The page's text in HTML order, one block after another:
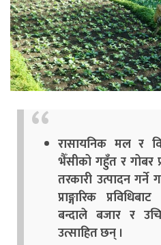
रासायनिक मल र
भैँसीको गहुँत र गोबर
तरकारी उत्पादन गर्ने
प्राङ्गारिक
बन्दाले बजार र
उत्साहित छन् ।